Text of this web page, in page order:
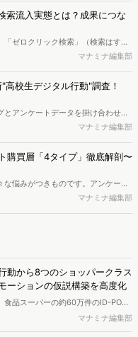
行動を起点とした競合サイト分析や
ならではの利便性の高い機能
索流入実態とは？成果につな
ゼロクリック検索」（検索はする
が増加しているのが、AI時代の検索
成果に確実につながるコンテンツを
しょうか。本レポートはこのような
ィングご担当者様におすすめの内
記事のフォームから無料でダウン
マナミナ編集部
高校生デジタル行動"調査！
アンケートデータを掛け合わせ、
デジタル行動実態やSNSの利用傾向
境が成熟するなか、新興SNSの台頭
イルは新たな変化を見せていま
より、ダウンロードいただけま
マナミナ編集部
購買層「4タイプ」徹底解剖〜
悩みがつきものです。アンケート
透明、新商品の受容性も判断しきれ
トは記事のフォームから無料でダ
マナミナ編集部
動から8つのショッパークラス
ションの仮説構築を高度化
食品スーパーの約60万件のID-POS
で分析し、購買行動の特徴に基づい
定しました。これにより購買時点
マナミナ編集部